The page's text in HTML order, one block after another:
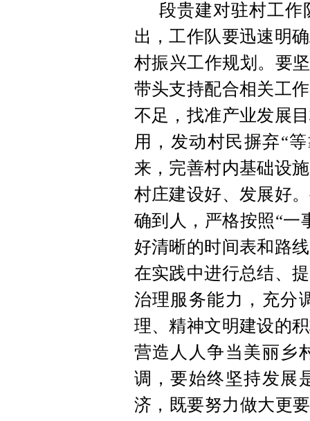
段贵建对驻村工作
出，工作队要迅速明
村振兴工作规划。要
带头支持配合相关工
不足，找准产业发展
用，发动村民摒弃“
来，完善村内基础设
村庄建设好、发展好
确到人，严格按照“一
好清晰的时间表和路
在实践中进行总结、
治理服务能力，充分
理、精神文明建设的
营造人人争当美丽乡
调，要始终坚持发展
济，既要努力做大更